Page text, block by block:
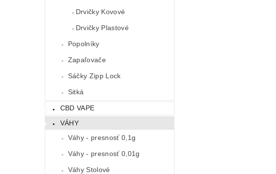
Drvičky Kovové
Drvičky Plastové
Popolníky
Zapaľovače
Sáčky Zipp Lock
Sitká
CBD VAPE
VÁHY
Váhy - presnosť 0,1g
Váhy - presnosť 0,01g
Váhy Stolové